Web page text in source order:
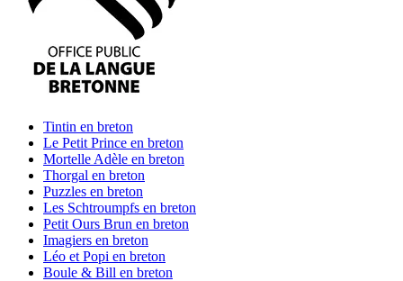
Tintin en breton
Le Petit Prince en breton
Mortelle Adèle en breton
Thorgal en breton
Puzzles en breton
Les Schtroumpfs en breton
Petit Ours Brun en breton
Imagiers en breton
Léo et Popi en breton
Boule & Bill en breton